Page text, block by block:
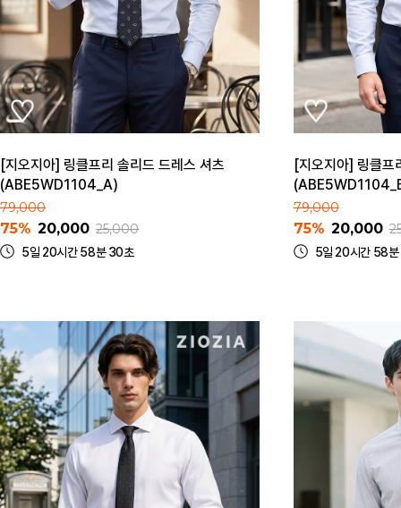
[지오지아] 링클프리 솔리드 드레스 셔츠
(ABE5WD1104_A)
79,000
75% 20,000 25,000
5일 20시간 58분 30초
[지오지아] 링클프
79,000
75% 20,000
5일 20시간 58